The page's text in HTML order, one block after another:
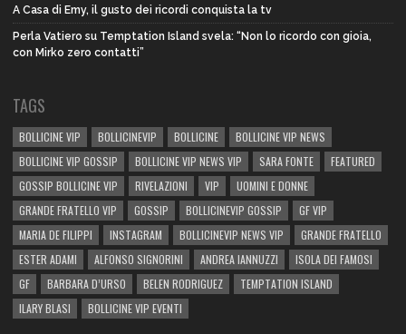
A Casa di Emy, il gusto dei ricordi conquista la tv
Perla Vatiero su Temptation Island svela: “Non lo ricordo con gioia,
con Mirko zero contatti”
TAGS
BOLLICINE VIP BOLLICINEVIP BOLLICINE
BOLLICINE VIP NEWS
BOLLICINE VIP GOSSIP
BOLLICINE VIP NEWS VIP SARA FONTE
FEATURED
GOSSIP BOLLICINE VIP
RIVELAZIONI VIP
UOMINI E DONNE
GRANDE FRATELLO VIP
GOSSIP BOLLICINEVIP GOSSIP
GF VIP
MARIA DE FILIPPI
INSTAGRAM BOLLICINEVIP NEWS VIP
GRANDE FRATELLO
ESTER ADAMI
ALFONSO SIGNORINI ANDREA IANNUZZI
ISOLA DEI FAMOSI
GF
BARBARA D’URSO BELEN RODRIGUEZ
TEMPTATION ISLAND
ILARY BLASI
BOLLICINE VIP EVENTI